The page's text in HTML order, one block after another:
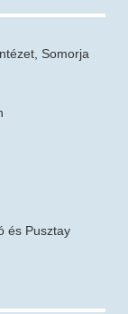
Somorja
és Pusztay